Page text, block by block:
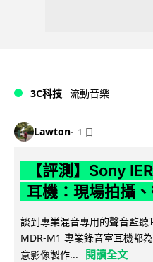
3C科技 流動音樂
Lawton 1 日
【評測】Sony
耳機：現場拍攝
談到專業混音專用的聲音監
MDR-M1 專業錄音室耳機都
意影像製作...
閱讀全文